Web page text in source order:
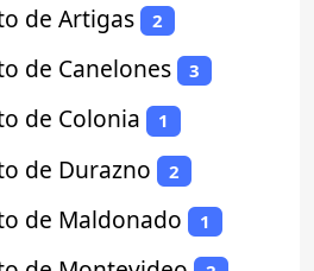
de Artigas 2
de Canelones 3
de Colonia 1
de Durazno 2
de Maldonado 1